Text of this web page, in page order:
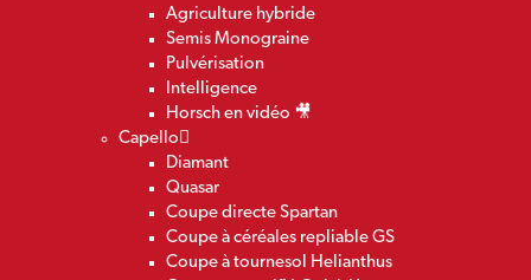
Agriculture hybride
Semis Monograine
Pulvérisation
Intelligence
Horsch en vidéo 🎥
Capello
Diamant
Quasar
Coupe directe Spartan
Coupe à céréales repliable GS
Coupe à tournesol Helianthus